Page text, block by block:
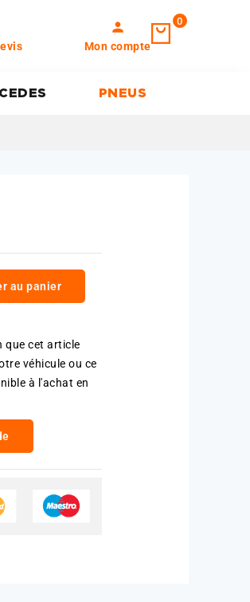
person
Mon compte
0
PNEUS
au panier
que cet article
véhicule ou ce
à l'achat en